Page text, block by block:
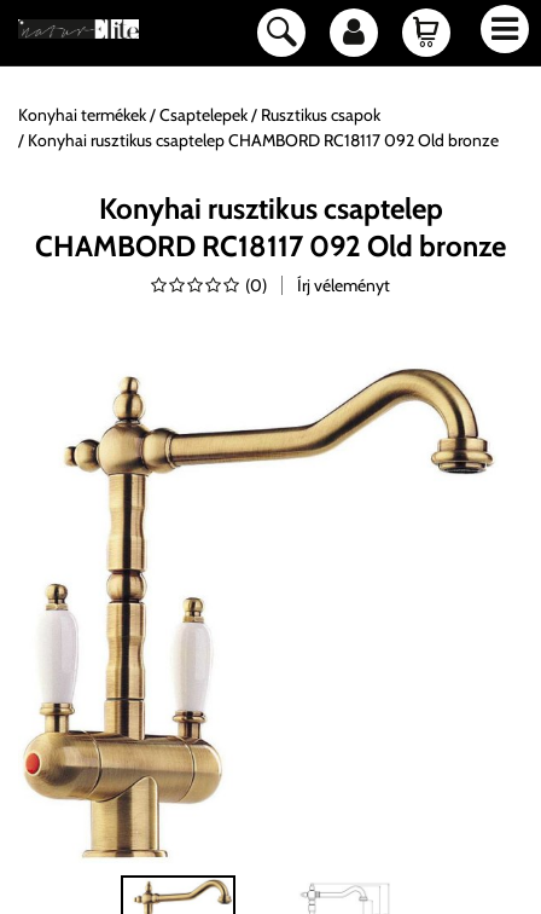
Konyhai termékek Csaptelepek
Rusztikus csapok
Konyhai rusztikus csaptelep CHAMBORD RC18117 092 Old bronze
Konyhai rusztikus csaptelep
CHAMBORD RC18117 092 Old bronze
(0) Írj véleményt